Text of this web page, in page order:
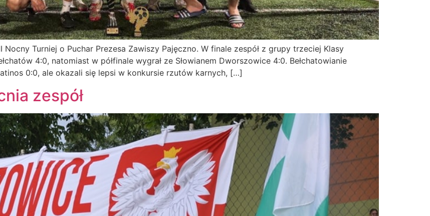
Turniej o Puchar Prezesa Zawiszy Pajęczno. W finale zespół z grupy trzeciej Klasy
4:0, natomiast w półfinale wygrał ze Słowianem Dworszowice 4:0. Bełchatowianie
0:0, ale okazali się lepsi w konkursie rzutów karnych, […]
zespół